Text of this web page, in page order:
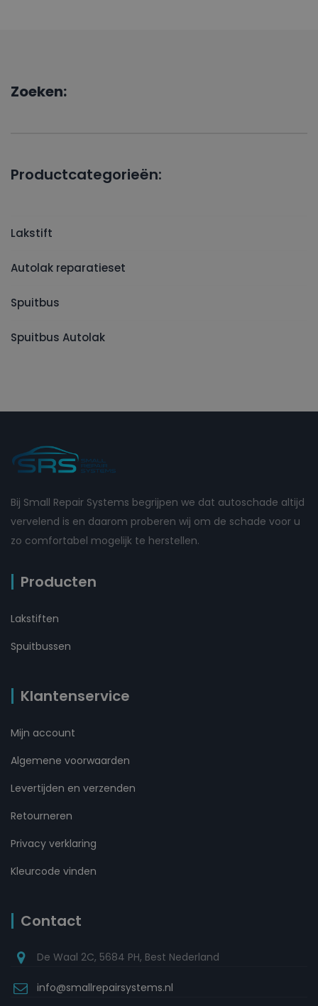
Zoeken:
Productcategorieën:
Lakstift
Autolak reparatieset
Spuitbus
Spuitbus Autolak
Bij Small Repair Systems begrijpen we dat autoschade altijd
vervelend is en daarom proberen wij om de schade voor u
zo comfortabel mogelijk te herstellen.
Producten
Lakstiften
Spuitbussen
Klantenservice
Mijn account
Algemene voorwaarden
Levertijden en verzenden
Retourneren
Privacy verklaring
Kleurcode vinden
Contact
De Waal 2C, 5684 PH, Best Nederland
info@smallrepairsystems.nl